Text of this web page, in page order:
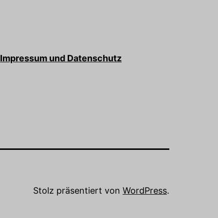
Impressum und Datenschutz
Stolz präsentiert von WordPress.